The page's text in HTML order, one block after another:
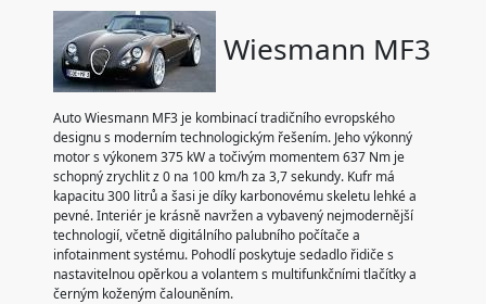
Wiesmann MF3
Auto Wiesmann MF3 je kombinací tradičního evropského
designu s moderním technologickým řešením. Jeho výkonný
motor s výkonem 375 kW a točivým momentem 637 Nm je
schopný zrychlit z 0 na 100 km/h za 3,7 sekundy. Kufr má
kapacitu 300 litrů a šasi je díky karbonovému skeletu lehké a
pevné. Interiér je krásně navržen a vybavený nejmodernější
technologií, včetně digitálního palubního počítače a
infotainment systému. Pohodlí poskytuje sedadlo řidiče s
nastavitelnou opěrkou a volantem s multifunkčními tlačítky a
černým koženým čalouněním.